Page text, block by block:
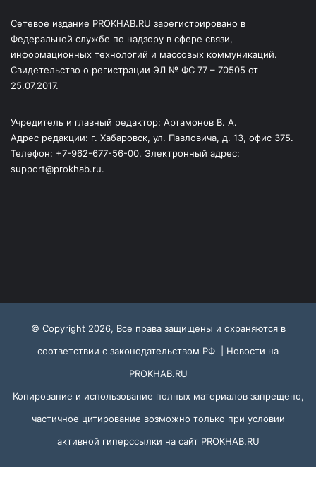
Сетевое издание PROKHAB.RU зарегистрировано в
Федеральной службе по надзору в сфере связи,
информационных технологий и массовых коммуникаций.
Свидетельство о регистрации ЭЛ № ФС 77 – 70505 от
25.07.2017.
Учредитель и главный редактор: Артамонов В. А.
Адрес редакции: г. Хабаровск, ул. Павловича, д. 13, офис 375.
Телефон: +7-962-677-56-00. Электронный адрес:
support@prokhab.ru.
© Copyright 2026, Все права защищены и охраняются в
соответствии с законодательством РФ | Новости на
PROKHAB.RU
Копирование и использование полных материалов запрещено,
частичное цитирование возможно только при условии
активной гиперссылки на сайт PROKHAB.RU